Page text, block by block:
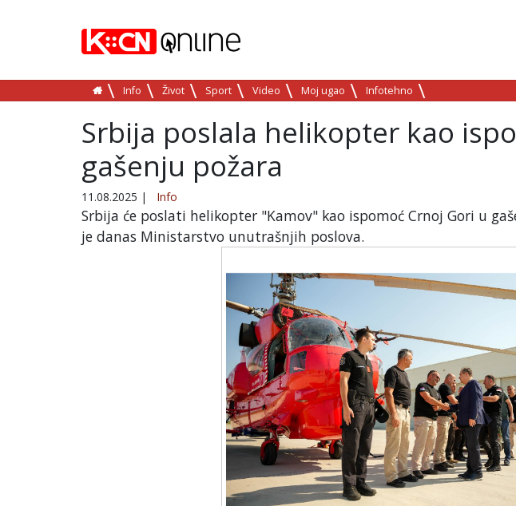
Info Život Sport Video Moj ugao Infotehno
Srbija poslala helikopter kao
gašenju požara
11.08.2025 | Info
Srbija će poslati helikopter "Kamov" kao ispomoć Crnoj Gori u
je danas Ministarstvo unutrašnjih poslova.